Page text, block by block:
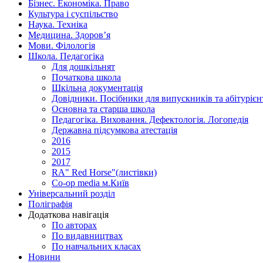
Бізнес. Економіка. Право
Культура і суспільство
Наука. Техніка
Медицина. Здоров’я
Мови. Філологія
Школа. Педагогіка
Для дошкільнят
Початкова школа
Шкільна документація
Довідники. Посібники для випускників та
Основна та старша школа
Педагогіка. Виховання. Дефектологія. Логопедія
Державна підсумкова атестація
2016
2015
2017
RA" Red Horse"(листівки)
Co-op media м.Київ
Універсальний розділ
Поліграфія
Додаткова навігація
По авторах
По видавництвах
По навчальних класах
Новини